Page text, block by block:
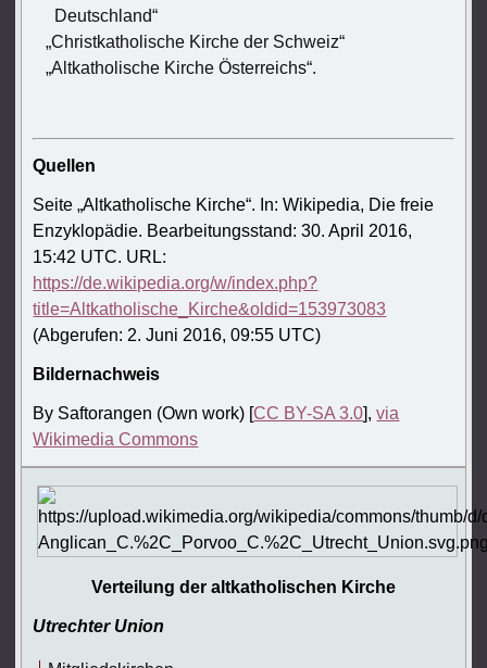
Deutschland“
„Christkatholische Kirche der Schweiz“
„Altkatholische Kirche Österreichs“.
Quellen
Seite „Altkatholische Kirche“. In: Wikipedia, Die freie
Enzyklopädie. Bearbeitungsstand: 30. April 2016,
15:42 UTC. URL:
https://de.wikipedia.org/w/index.php?
title=Altkatholische_Kirche&oldid=153973083
(Abgerufen: 2. Juni 2016, 09:55 UTC)
Bildernachweis
By Saftorangen (Own work) [CC BY-SA 3.0],via
Wikimedia Commons
Verteilung der altkatholischen Kirche
Utrechter Union